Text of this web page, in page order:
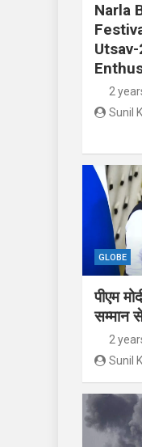
Narla
2
Sunil
GLOBE
पीएम
सम्मान
2
Sunil